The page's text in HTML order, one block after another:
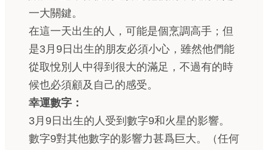
一大關鍵。
在這一天出生的人，可能是個烹調高手；但
是3月9日出生的朋友必須小心，雖然他們能
從取悅別人中得到很大的滿足，不過有的時
候也必須顧及自己的感受。
幸運數字：
3月9日出生的人受到數字9和火星的影響。
數字9對其他數字的影響力甚爲巨大。（任何